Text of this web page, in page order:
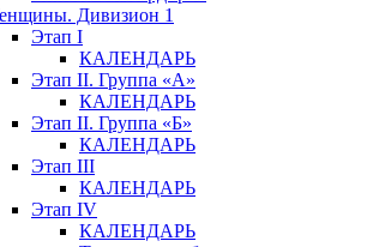
Дивизион 1
Этап I
КАЛЕНДАРЬ
Этап II. Группа «А»
КАЛЕНДАРЬ
Этап II. Группа «Б»
КАЛЕНДАРЬ
Этап III
КАЛЕНДАРЬ
Этап IV
КАЛЕНДАРЬ